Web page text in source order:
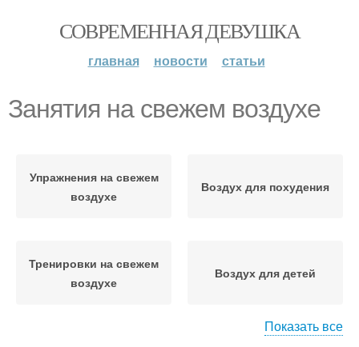
СОВРЕМЕННАЯ ДЕВУШКА
главная новости статьи
Занятия на свежем воздухе
Упражнения на свежем
воздухе
Воздух для похудения
Тренировки на свежем
воздухе
Воздух для детей
Показать все